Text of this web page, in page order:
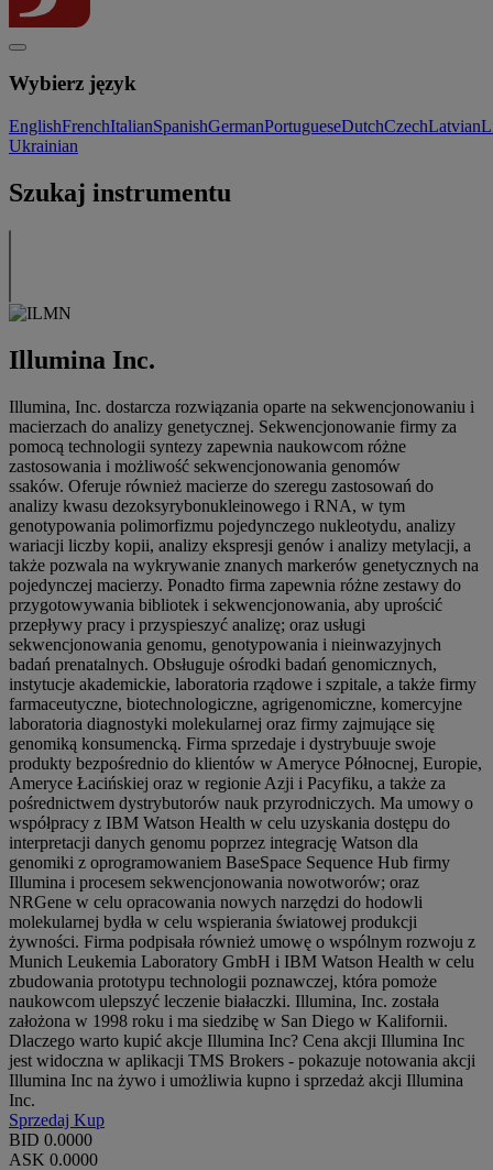
Wybierz język
EnglishFrenchItalianSpanishGermanPortugueseDutchCzechLatvian
Ukrainian
Szukaj instrumentu
Illumina Inc.
Illumina, Inc. dostarcza rozwiązania oparte na sekwencjonowaniu i
macierzach do analizy genetycznej. Sekwencjonowanie firmy za
pomocą technologii syntezy zapewnia naukowcom różne
zastosowania i możliwość sekwencjonowania genomów
ssaków. Oferuje również macierze do szeregu zastosowań do
analizy kwasu dezoksyrybonukleinowego i RNA, w tym
genotypowania polimorfizmu pojedynczego nukleotydu, analizy
wariacji liczby kopii, analizy ekspresji genów i analizy metylacji, a
także pozwala na wykrywanie znanych markerów genetycznych na
pojedynczej macierzy. Ponadto firma zapewnia różne zestawy do
przygotowywania bibliotek i sekwencjonowania, aby uprościć
przepływy pracy i przyspieszyć analizę; oraz usługi
sekwencjonowania genomu, genotypowania i nieinwazyjnych
badań prenatalnych. Obsługuje ośrodki badań genomicznych,
instytucje akademickie, laboratoria rządowe i szpitale, a także firmy
farmaceutyczne, biotechnologiczne, agrigenomiczne, komercyjne
laboratoria diagnostyki molekularnej oraz firmy zajmujące się
genomiką konsumencką. Firma sprzedaje i dystrybuuje swoje
produkty bezpośrednio do klientów w Ameryce Północnej, Europie,
Ameryce Łacińskiej oraz w regionie Azji i Pacyfiku, a także za
pośrednictwem dystrybutorów nauk przyrodniczych. Ma umowy o
współpracy z IBM Watson Health w celu uzyskania dostępu do
interpretacji danych genomu poprzez integrację Watson dla
genomiki z oprogramowaniem BaseSpace Sequence Hub firmy
Illumina i procesem sekwencjonowania nowotworów; oraz
NRGene w celu opracowania nowych narzędzi do hodowli
molekularnej bydła w celu wspierania światowej produkcji
żywności. Firma podpisała również umowę o wspólnym rozwoju z
Munich Leukemia Laboratory GmbH i IBM Watson Health w celu
zbudowania prototypu technologii poznawczej, która pomoże
naukowcom ulepszyć leczenie białaczki. Illumina, Inc. została
założona w 1998 roku i ma siedzibę w San Diego w Kalifornii.
Dlaczego warto kupić akcje Illumina Inc? Cena akcji Illumina Inc
jest widoczna w aplikacji TMS Brokers - pokazuje notowania akcji
Illumina Inc na żywo i umożliwia kupno i sprzedaż akcji Illumina
Inc.
Sprzedaj Kup
BID 0.0000
ASK 0.0000